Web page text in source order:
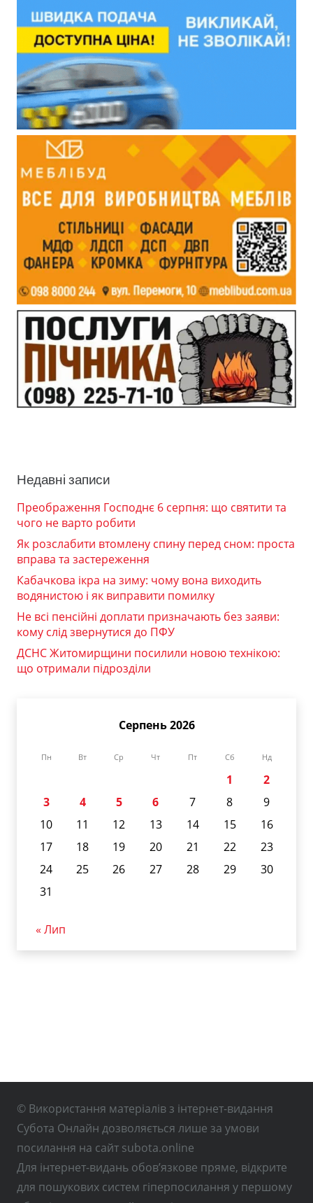
Недавні записи
Преображення Господнє 6 серпня: що святити та
чого не варто робити
Як розслабити втомлену спину перед сном: проста
вправа та застереження
Кабачкова ікра на зиму: чому вона виходить
водянистою і як виправити помилку
Не всі пенсійні доплати призначають без заяви:
кому слід звернутися до ПФУ
ДСНС Житомирщини посилили новою технікою:
що отримали підрозділи
Серпень 2026
Пн Вт Ср Чт Пт Сб Нд
1
2
3
4 5 6 7 8
9
10
11 12 13 14 15
16
17
18 19 20 21 22
23
24
25 26 27 28 29
30
31
« Лип
© Використання матеріалів з інтернет-видання
Субота Онлайн дозволяється лише за умови
посилання на сайт subota.online
Для інтернет-видань обов’язкове пряме, відкрите
для пошукових систем гіперпосилання у першому